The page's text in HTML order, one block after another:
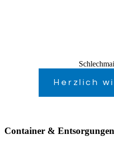
Herzlich
Container &